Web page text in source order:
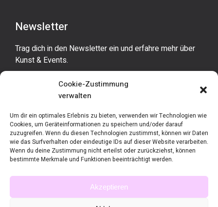
Cookie-Zustimmung
verwalten
Um dir ein optimales Erlebnis zu bieten, verwenden wir Technologien wie
Cookies, um Geräteinformationen zu speichern und/oder darauf
zuzugreifen. Wenn du diesen Technologien zustimmst, können wir Daten
wie das Surfverhalten oder eindeutige IDs auf dieser Website verarbeiten.
Wenn du deine Zustimmung nicht erteilst oder zurückziehst, können
bestimmte Merkmale und Funktionen beeinträchtigt werden.
Akzeptieren
Newsletter
Trag dich in den Newsletter ein und erfahre mehr über
Kunst & Events.
Hier Ticket sichern